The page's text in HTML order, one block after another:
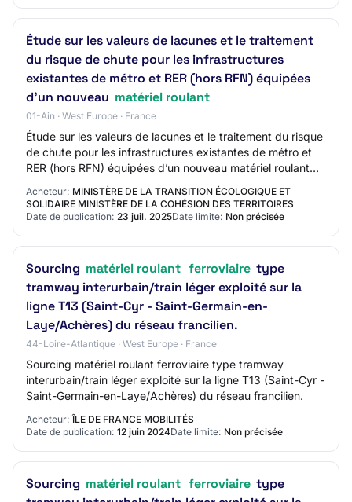
Étude sur les valeurs de lacunes et le traitement
du risque de chute pour les infrastructures
existantes de métro et RER (hors RFN) équipées
d’un nouveau matériel roulant
01-Ain · West Europe · France
Étude sur les valeurs de lacunes et le traitement du risque
de chute pour les infrastructures existantes de métro et
RER (hors RFN) équipées d’un nouveau matériel roulant
Montant estimé du marché: 14…
Acheteur: MINISTÈRE DE LA TRANSITION ÉCOLOGIQUE ET
SOLIDAIRE MINISTÈRE DE LA COHÉSION DES TERRITOIRES
Date de publication: 23 juil. 2025Date limite: Non précisée
Sourcing matériel roulant ferroviaire type
tramway interurbain/train léger exploité sur la
ligne T13 (Saint-Cyr - Saint-Germain-en-
Laye/Achères) du réseau francilien.
44-Loire-Atlantique · West Europe · France
Sourcing matériel roulant ferroviaire type tramway
interurbain/train léger exploité sur la ligne T13 (Saint-Cyr -
Saint-Germain-en-Laye/Achères) du réseau francilien.
Acheteur: ÎLE DE FRANCE MOBILITÉS
Date de publication: 12 juin 2024Date limite: Non précisée
Sourcing matériel roulant ferroviaire type